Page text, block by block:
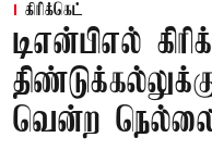
கிரிக்கெட்
டிஎன்பிஎல்
வென்ற நெல்லை